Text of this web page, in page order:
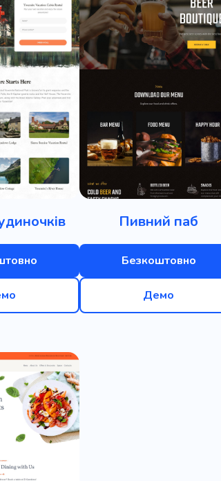
Пивний паб
Безкоштовно
Демо